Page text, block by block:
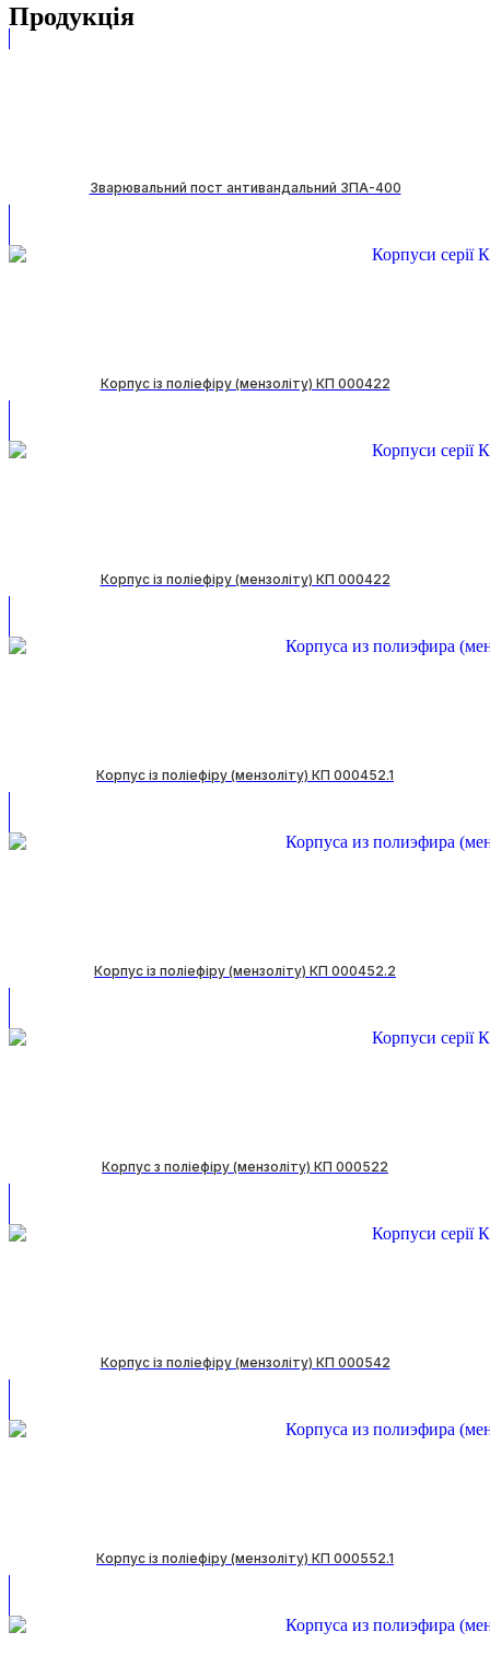
Продукція
Зварювальний пост антивандальний ЗПА-400
Корпус із поліефіру (мензоліту) КП 000422
Корпус із поліефіру (мензоліту) КП 000422
Корпус із поліефіру (мензоліту) КП 000452.1
Корпус із поліефіру (мензоліту) КП 000452.2
Корпус з поліефіру (мензоліту) КП 000522
Корпус із поліефіру (мензоліту) КП 000542
Корпус із поліефіру (мензоліту) КП 000552.1